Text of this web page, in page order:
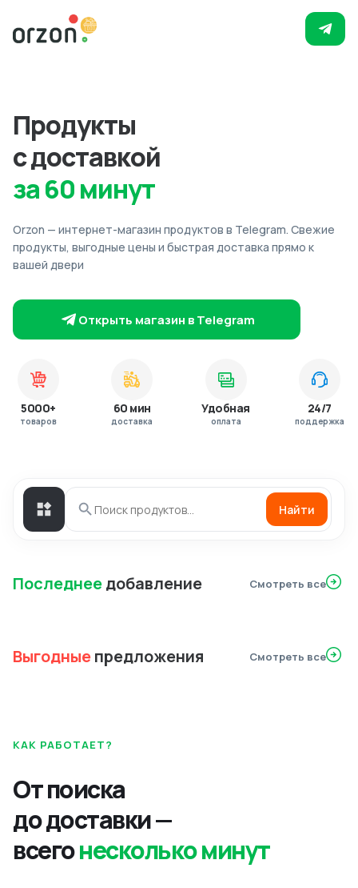
Продукты
с доставкой
за 60 минут
Orzon — интернет-магазин продуктов в Telegram. Свежие
продукты, выгодные цены и быстрая доставка прямо к
вашей двери
Открыть магазин в Telegram
5000+
товаров
60 мин
доставка
Удобная
оплата
24/7
поддержка
Найти
Последнеедобавление Смотреть все
Выгодныепредложения Смотреть все
КАК РАБОТАЕТ?
От поиска
до доставки —
всегонесколько минут